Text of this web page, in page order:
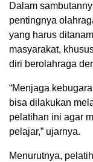
Dalam
pentingnya
yang harus
masyarakat,
diri berolahraga
“Menjaga
bisa dilakukan
pelatihan ini agar
pelajar,” ujarnya.
Menurutnya,